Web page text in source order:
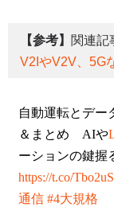
【参考】 関連記
V2IやV2V、5G
自動運転とデー
＆まとめ AIや
ーションの鍵握
https://t.co/
通信 #4大規格